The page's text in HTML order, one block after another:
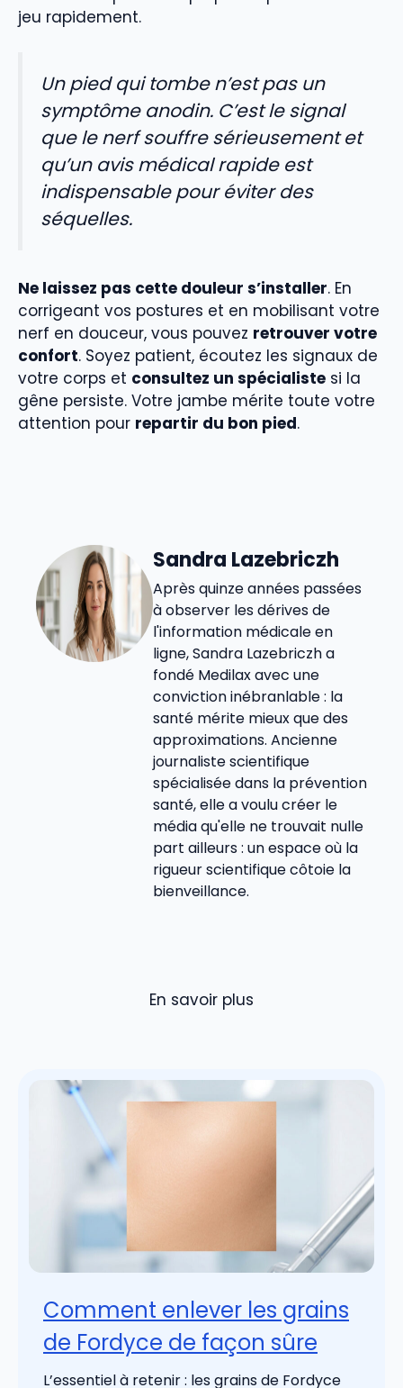
jeu rapidement.
Un pied qui tombe n’est pas un
symptôme anodin. C’est le signal
que le nerf souffre sérieusement et
qu’un avis médical rapide est
indispensable pour éviter des
séquelles.
Ne laissez pas cette douleur s’installer. En
corrigeant vos postures et en mobilisant votre
nerf en douceur, vous pouvez retrouver votre
confort. Soyez patient, écoutez les signaux de
votre corps et consultez un spécialiste si la
gêne persiste. Votre jambe mérite toute votre
attention pour repartir du bon pied.
Sandra Lazebriczh
Après quinze années passées
à observer les dérives de
l'information médicale en
ligne, Sandra Lazebriczh a
fondé Medilax avec une
conviction inébranlable : la
santé mérite mieux que des
approximations. Ancienne
journaliste scientifique
spécialisée dans la prévention
santé, elle a voulu créer le
média qu'elle ne trouvait nulle
part ailleurs : un espace où la
rigueur scientifique côtoie la
bienveillance.
En savoir plus
Comment enlever les grains
de Fordyce de façon sûre
L’essentiel à retenir : les grains de Fordyce